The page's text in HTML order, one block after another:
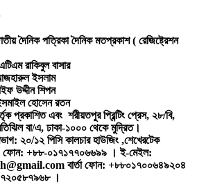
দৈনিক পত্রিকা দৈনিক মতপ্রকাশ ( রেজিষ্ট্রেশন
রাকিবুল বাসার
ইসলাম
উদ্দীন শিপন
হোসেন রতন
প্রকাশিত এবং শরীয়তপুর প্রিন্টিং প্রেস, ২৮/বি,
বা/এ, ঢাকা-১০০০ থেকে মুদ্রিত।
২০/১২ পিসি কালচার হাউজিং ,শেখেরটেক
ফোন: +৮৮-০১৭১৭৭০৬৬৯৯ । ই-মেইল:
বার্তা ফোন: +৮৮০১৭০০৬৪৯২০৪
।